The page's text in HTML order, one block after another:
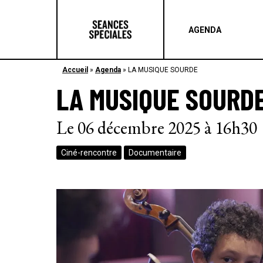
AGENDA
Accueil » Agenda » LA MUSIQUE SOURDE
LA MUSIQUE
Le 06 décembre 2025 à 16h30
Ciné-rencontre Documentaire